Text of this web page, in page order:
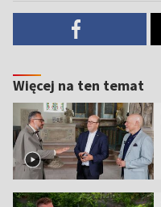
Więcej na ten temat